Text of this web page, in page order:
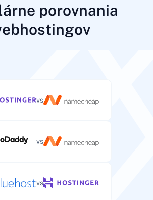
porovnania
vs
vs
vs